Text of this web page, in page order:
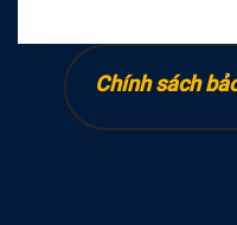
Chính sách